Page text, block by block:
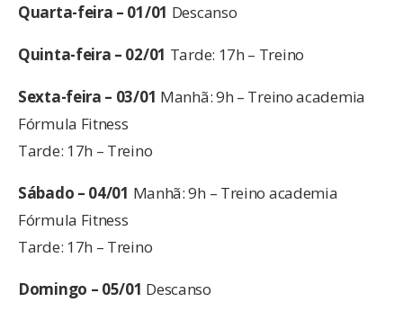
Quarta-feira – 01/01 Descanso
Quinta-feira – 02/01 Tarde: 17h – Treino
Sexta-feira – 03/01 Manhã: 9h – Treino academia
Fórmula Fitness
Tarde: 17h – Treino
Sábado – 04/01 Manhã: 9h – Treino academia
Fórmula Fitness
Tarde: 17h – Treino
Domingo – 05/01 Descanso